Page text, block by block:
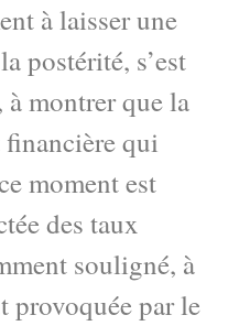
à laisser une
postérité, s’est
à montrer que la
qui
moment est
des taux
souligné, à
provoquée par le